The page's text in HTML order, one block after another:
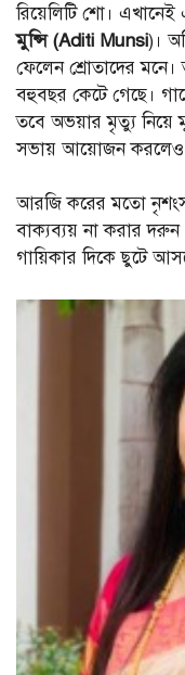
রিয়েলিটি শো।
মুন্সি (Aditi Munsi)।
ফেলেন শ্রোতাদের
বহুবছর কেটে গেছে।
তবে অভয়ার মৃত্যু নিয়ে
সভায় আয়োজন করলেও,
আরজি করের মতো নৃশংস
বাক্যব্যয় না করার দরুন
গায়িকার দিকে ছুটে